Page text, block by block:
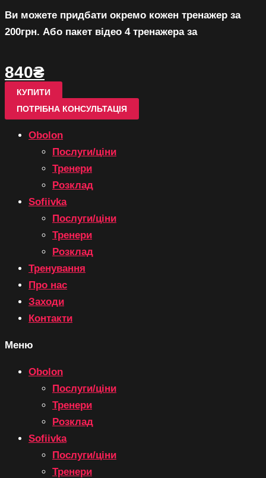
Ви можете придбати окремо кожен тренажер за
200грн. Або пакет відео 4 тренажера за
840₴
КУПИТИ
ПОТРІБНА КОНСУЛЬТАЦІЯ
Obolon
Послуги/ціни
Тренери
Розклад
Sofiivka
Послуги/ціни
Тренери
Розклад
Тренування
Про нас
Заходи
Контакти
Меню
Obolon
Послуги/ціни
Тренери
Розклад
Sofiivka
Послуги/ціни
Тренери